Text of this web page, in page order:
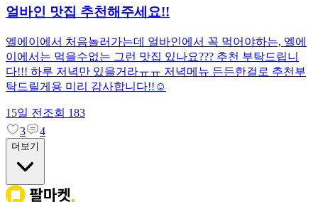
얼바인 맛집 추천해주세요!!
엘에이에서 처음놀러가는데 얼바인에서 꼭 먹어야하는, 엘에
이에서는 먹을수없는 그런 맛집 있나요??? 추천 부탁드립니
다!!! 하루 저녁만 있을거라ㅠㅠ 저녁메뉴 든든한걸로 추천부
탁드릴게용 미리 감사합니다!!☺️
15일 전 조회 183
3
4
더보기